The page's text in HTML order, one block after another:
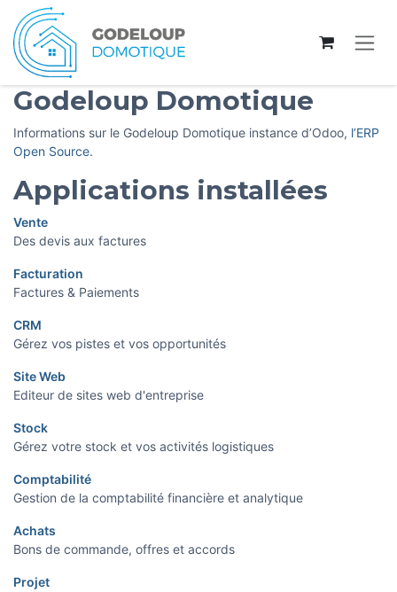
Se rendre au contenu
Godeloup Domotique
Informations sur le Godeloup Domotique instance d’Odoo, l’ERP
Open Source.
Applications installées
Vente
Des devis aux factures
Facturation
Factures & Paiements
CRM
Gérez vos pistes et vos opportunités
Site Web
Editeur de sites web d'entreprise
Stock
Gérez votre stock et vos activités logistiques
Comptabilité
Gestion de la comptabilité financière et analytique
Achats
Bons de commande, offres et accords
Projet